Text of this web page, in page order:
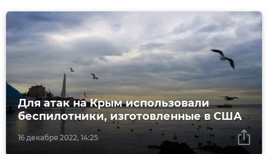
16 декабря 2022, 14:25
Для атак на Крым использовали
беспилотники, изготовленные в США